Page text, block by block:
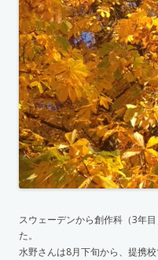
スウェーデンから創作科（3年
た。
水野さんは8月下旬から、提携